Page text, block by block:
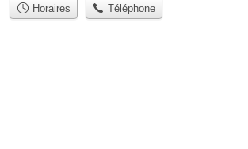
Horaires Téléphone